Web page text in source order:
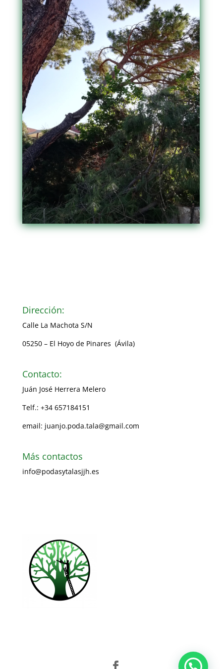
Dirección:
Calle La Machota S/N
05250 – El Hoyo de Pinares (Ávila)
Contacto:
Juán José Herrera Melero
Telf.: +34 657184151
email: juanjo.poda.tala@gmail.com
Más contactos
info@podasytalasjjh.es